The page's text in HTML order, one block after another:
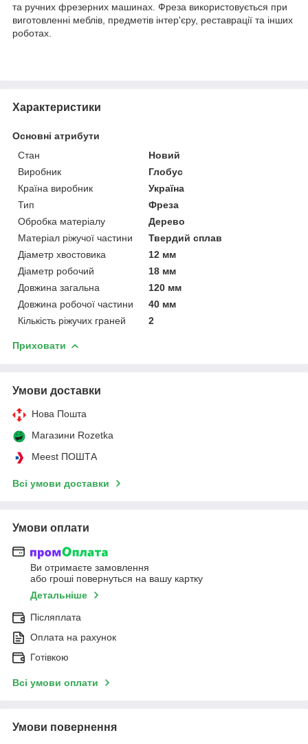
та ручних фрезерних машинах. Фреза використовується при
виготовленні меблів, предметів інтер'єру, реставрації та інших
роботах.
Характеристики
Основні атрибути
Стан
Новий
Виробник
Глобус
Країна виробник
Україна
Тип
Фреза
Обробка матеріалу
Дерево
Матеріал ріжучої частини
Твердий сплав
Діаметр хвостовика
12 мм
Діаметр робочий
18 мм
Довжина загальна
120 мм
Довжина робочої частини
40 мм
Кількість ріжучих граней
2
Приховати
Умови доставки
Нова Пошта
Магазини Rozetka
Meest ПОШТА
Всі умови доставки
Умови оплати
Ви отримаєте замовлення
або гроші повернуться на вашу картку
Детальніше
Післяплата
Оплата на рахунок
Готівкою
Всі умови оплати
Умови повернення